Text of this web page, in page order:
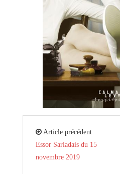
Article précédent
Essor Sarladais du 15
novembre 2019